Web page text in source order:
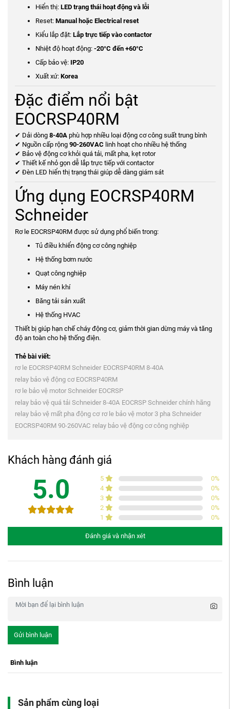
Hiển thị: LED trạng thái hoạt động và lỗi
Reset: Manual hoặc Electrical reset
Kiểu lắp đặt: Lắp trực tiếp vào contactor
Nhiệt độ hoạt động: -20°C đến +60°C
Cấp bảo vệ: IP20
Xuất xứ: Korea
Đặc điểm nổi bật
EOCRSP40RM
✔ Dải dòng 8-40Aphù hợp nhiều loại động cơ công suất trung bình
✔ Nguồn cấp rộng 90-260VAC linh hoạt cho nhiều hệ thống
✔ Bảo vệ động cơ khỏi quá tải, mất pha, kẹt rotor
✔ Thiết kế nhỏ gọn dễ lắp trực tiếp với contactor
✔ Đèn LED hiển thị trạng thái giúp dễ dàng giám sát
Ứng dụng EOCRSP40RM
Schneider
Rơ le EOCRSP40RM được sử dụng phổ biến trong:
Tủ điều khiển động cơ công nghiệp
Hệ thống bơm nước
Quạt công nghiệp
Máy nén khí
Băng tải sản xuất
Hệ thống HVAC
Thiết bị giúp hạn chế cháy động cơ, giảm thời gian dừng máy và tăng
độ an toàn cho hệ thống điện.
Thẻ bài viết:
rơ le EOCRSP40RM Schneider EOCRSP40RM 8-40A
relay bảo vệ động cơ EOCRSP40RM
rơ le bảo vệ motor Schneider EOCRSP
relay bảo vệ quá tải Schneider 8-40A EOCRSP Schneider chính hãng
relay bảo vệ mất pha động cơ rơ le bảo vệ motor 3 pha Schneider
EOCRSP40RM 90-260VAC relay bảo vệ động cơ công nghiệp
Khách hàng đánh giá
5.0 5 0%
4
0%
3
0%
2
0%
1
0%
Đánh giá và nhận xét
Bình luận
Gửi bình luận
Bình luận
Sản phẩm cùng loại